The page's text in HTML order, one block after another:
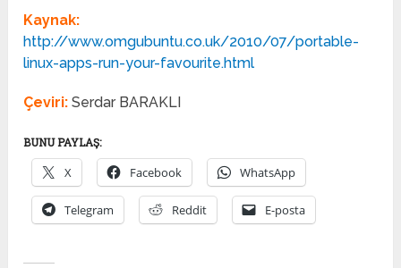
Kaynak:
http://www.omgubuntu.co.uk/2010/07/portable-
linux-apps-run-your-favourite.html
Çeviri: Serdar BARAKLI
BUNU PAYLAŞ:
X Facebook WhatsApp
Telegram Reddit E-posta